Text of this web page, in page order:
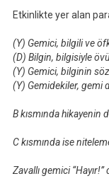
Etkinlikte yer alan
(Y) Gemici, bilgili ve
(D) Bilgin, bilgisiyle
(Y) Gemici, bilginin
(Y) Gemidekiler, gemi
B kısmında hikayenin
C kısmında ise
Zavallı gemici “Hayır!”